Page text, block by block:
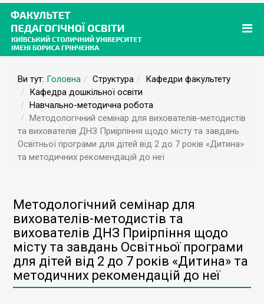
Ви тут: Головна Структура
Кафедри факультету
Кафедра дошкільної освіти
Навчально-методична робота
Методологічний семінар для вихователів-методистів
та вихователів ДНЗ Приірпіння щодо місту та завдань
Освітньої програми для дітей від 2 до 7 років «Дитина»
та методичних рекомендацій до неї
Методологічний семінар для
вихователів-методистів та
вихователів ДНЗ Приірпіння щодо
місту та завдань Освітньої програми
для дітей від 2 до 7 років «Дитина» та
методичних рекомендацій до неї